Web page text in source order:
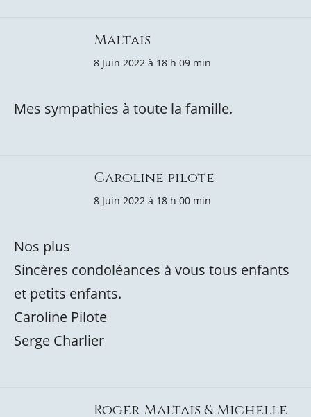
Maltais
8 Juin 2022 à 18 h 09 min
Mes sympathies à toute la famille.
Caroline pilote
8 Juin 2022 à 18 h 00 min
Nos plus
Sincères condoléances à vous tous enfants
et petits enfants.
Caroline Pilote
Serge Charlier
Roger Maltais & Michelle